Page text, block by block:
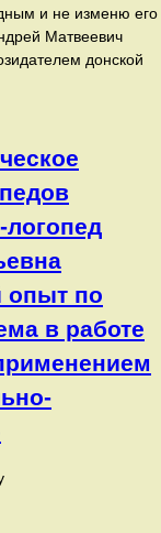
и не изменю его
Матвеевич
донской
логопед
опыт по
в работе